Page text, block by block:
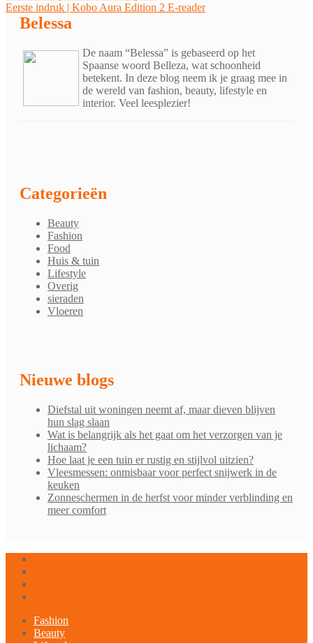
navigatie
Eerste indruk | Kobo Aura Edition 2 E-reader
Belessa
De naam “Belessa” is gebaseerd op het
Spaanse woord Belleza, wat schoonheid
betekent. In deze blog neem ik je graag mee in
de wereld van fashion, beauty, lifestyle en
interior. Veel leesplezier!
Categorieën
Beauty
Fashion
Food
Huis & tuin
Lifestyle
Overig
sieraden
Vloeren
Nieuwe blogs
Diefstal uit woningen neemt af, maar dieven blijven
hun slag slaan
Wat is belangrijk als het gaat om het verzorgen van je
lichaam?
Hoe laat je een tuin er rustig en stijlvol uitzien?
Vleesmessen: onmisbaar voor perfect snijwerk in de
keuken
Zonneschermen in de herfst voor minder verblinding en
meer comfort
Fashion
Beauty